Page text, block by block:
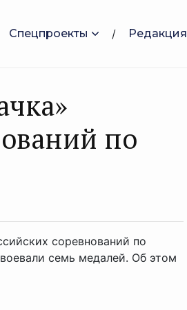
Спецпроекты Редакция
по
соревнований по
семь медалей. Об этом